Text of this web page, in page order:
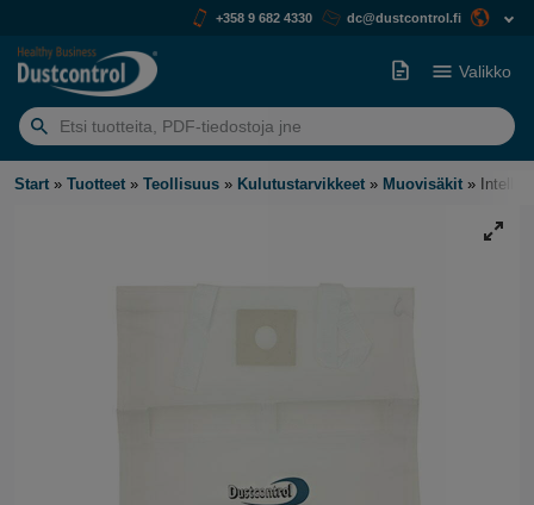
+358 9 682 4330 dc@dustcontrol.fi
Etsiä:
Valikko
Start » Tuotteet » Teollisuus » Kulutustarvikkeet » Muovisäkit »